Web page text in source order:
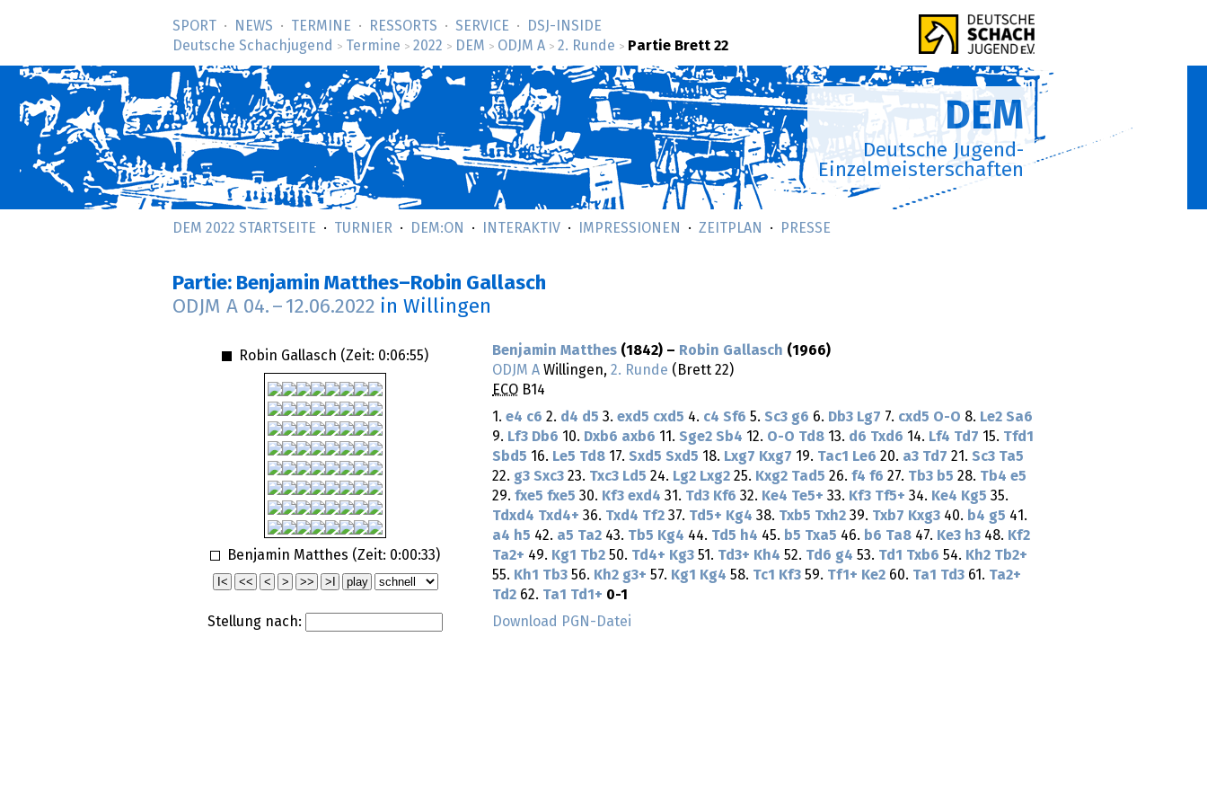
SPORT NEWS TERMINE RESSORTS SERVICE
DSJ-­INSIDE
Deutsche Schachjugend
> Termine > 2022 > DEM > ODJM A > 2. Runde > Partie Brett 22
DEM
Deutsche Jugend-
Einzelmeisterschaften
DEM 2022 STARTSEITE TURNIER DEM:ON INTERAKTIV IMPRESSIONEN ZEITPLAN PRESSE
Partie: Benjamin Matthes–Robin Gallasch
ODJM A 04. – 12.06.2022 in Willingen
Robin Gallasch (Zeit: 0:06:55)
Benjamin Matthes (Zeit: 0:00:33)
Stellung nach:
Benjamin Matthes (1842) – Robin Gallasch (1966)
ODJM A Willingen, 2. Runde (Brett 22)
ECO B14
1. e4 c6 2. d4 d5 3. exd5 cxd5 4. c4 Sf6 5. Sc3 g6 6. Db3 Lg7 7. cxd5 O-O 8. Le2 Sa6
9. Lf3 Db6 10. Dxb6 axb6 11. Sge2 Sb4 12. O-O Td8 13. d6 Txd6 14. Lf4 Td7 15. Tfd1
Sbd5 16. Le5 Td8 17. Sxd5 Sxd5 18. Lxg7 Kxg7 19. Tac1 Le6 20. a3 Td7 21. Sc3 Ta5
22. g3 Sxc3 23. Txc3 Ld5 24. Lg2 Lxg2 25. Kxg2 Tad5 26. f4 f6 27. Tb3 b5 28. Tb4 e5
29. fxe5 fxe5 30. Kf3 exd4 31. Td3 Kf6 32. Ke4 Te5+ 33. Kf3 Tf5+ 34. Ke4 Kg5 35.
Tdxd4 Txd4+ 36. Txd4 Tf2 37. Td5+ Kg4 38. Txb5 Txh2 39. Txb7 Kxg3 40. b4 g5 41.
a4 h5 42. a5 Ta2 43. Tb5 Kg4 44. Td5 h4 45. b5 Txa5 46. b6 Ta8 47. Ke3 h3 48. Kf2
Ta2+ 49. Kg1 Tb2 50. Td4+ Kg3 51. Td3+ Kh4 52. Td6 g4 53. Td1 Txb6 54. Kh2 Tb2+
55. Kh1 Tb3 56. Kh2 g3+ 57. Kg1 Kg4 58. Tc1 Kf3 59. Tf1+ Ke2 60. Ta1 Td3 61. Ta2+
Td2 62. Ta1 Td1+ 0-1
Download PGN-Datei